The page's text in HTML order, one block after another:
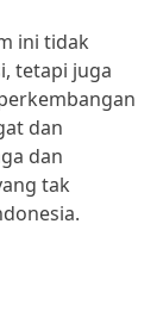
ini tidak
tetapi juga
dan
dan
tak